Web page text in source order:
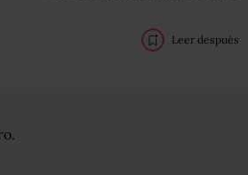
Leer después